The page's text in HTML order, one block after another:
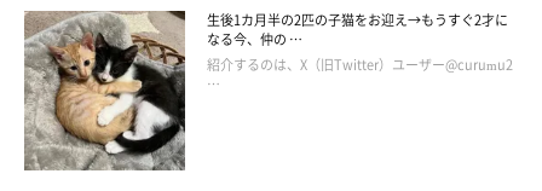
生後1カ月半の2匹の子猫をお迎え→もうすぐ2才に
なる今、仲の …
紹介するのは、X（旧Twitter）ユーザー@curumu2
…